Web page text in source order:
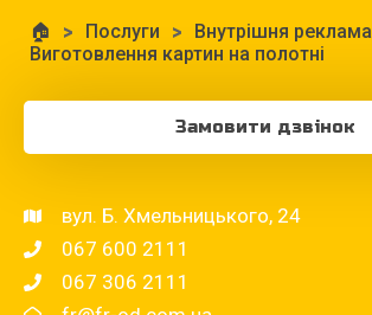
🏠 > Послуги > Внутрішня реклама
Виготовлення картин на полотні
Замовити дзвінок
вул. Б. Хмельницького, 24
067 600 2111
067 306 2111